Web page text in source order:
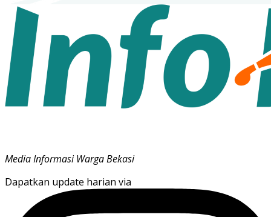
Media Informasi Warga Bekasi
Dapatkan update harian via